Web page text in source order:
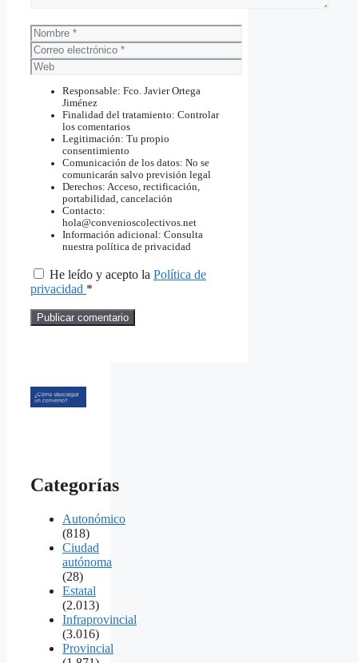
Nombre
Correo
electrónico
Web
Responsable: Fco. Javier Ortega
Jiménez
Finalidad del tratamiento: Controlar
los comentarios
Legitimación: Tu propio
consentimiento
Comunicación de los datos: No se
comunicarán salvo previsión legal
Derechos: Acceso, rectificación,
portabilidad, cancelación
Contacto:
hola@convenioscolectivos.net
Información adicional: Consulta
nuestra política de privacidad
He leído y acepto la Política de
privacidad *
Categorías
Autonómico
(818)
Ciudad
autónoma
(28)
Estatal
(2.013)
Infraprovincial
(3.016)
Provincial